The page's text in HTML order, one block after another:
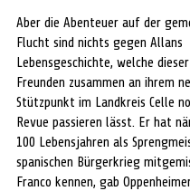
Aber die Abenteuer auf der
Flucht sind nichts gegen Allans
Lebensgeschichte, welche
Freunden zusammen an ihrem
Stützpunkt im Landkreis Celle
Revue passieren lässt. Er hat
100 Lebensjahren als
spanischen Bürgerkrieg
Franco kennen, gab